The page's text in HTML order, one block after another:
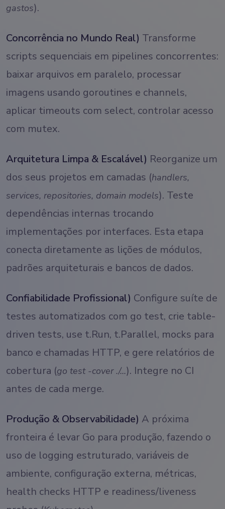
gastos).
Concorrência no Mundo Real) Transforme
scripts sequenciais em pipelines concorrentes:
baixar arquivos em paralelo, processar
imagens usando goroutines e channels,
aplicar timeouts com select, controlar acesso
com mutex.
Arquitetura Limpa & Escalável) Reorganize um
dos seus projetos em camadas (handlers,
services, repositories, domain models). Teste
dependências internas trocando
implementações por interfaces. Esta etapa
conecta diretamente as lições de módulos,
padrões arquiteturais e bancos de dados.
Confiabilidade Profissional) Configure suíte de
testes automatizados com go test, crie table-
driven tests, use t.Run, t.Parallel, mocks para
banco e chamadas HTTP, e gere relatórios de
cobertura (go test -cover ./...). Integre no CI
antes de cada merge.
Produção & Observabilidade) A próxima
fronteira é levar Go para produção, fazendo o
uso de logging estruturado, variáveis de
ambiente, configuração externa, métricas,
health checks HTTP e readiness/liveness